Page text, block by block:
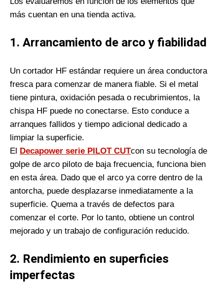
más cuentan en una tienda activa.
1. Arrancamiento de arco y fiabilidad
Un cortador HF estándar requiere un área conductora
fresca para comenzar de manera fiable. Si el metal
tiene pintura, oxidación pesada o recubrimientos, la
chispa HF puede no conectarse. Esto conduce a
arranques fallidos y tiempo adicional dedicado a
limpiar la superficie.
El Decapower serie PILOT CUTcon su tecnología de
golpe de arco piloto de baja frecuencia, funciona bien
en esta área. Dado que el arco ya corre dentro de la
antorcha, puede desplazarse inmediatamente a la
superficie. Quema a través de defectos para
comenzar el corte. Por lo tanto, obtiene un control
mejorado y un trabajo de configuración reducido.
2. Rendimiento en superficies
imperfectas